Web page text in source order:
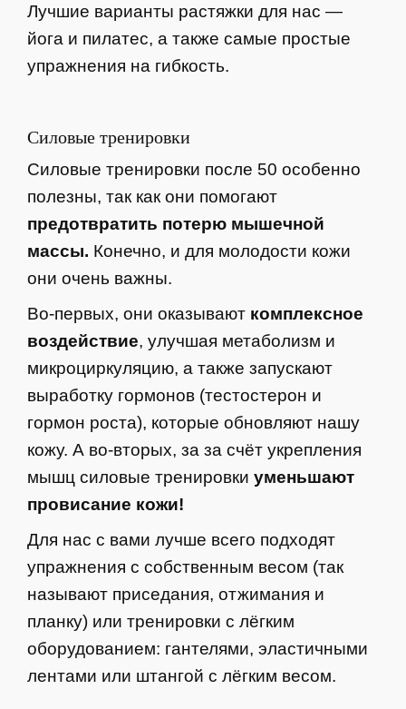
Лучшие варианты растяжки для нас —
йога и пилатес, а также самые простые
упражнения на гибкость.
Силовые тренировки
Силовые тренировки после 50 особенно
полезны, так как они помогают
предотвратить потерю мышечной
массы. Конечно, и для молодости кожи
они очень важны.
Во-первых, они оказывают комплексное
воздействие, улучшая метаболизм и
микроциркуляцию, а также запускают
выработку гормонов (тестостерон и
гормон роста), которые обновляют нашу
кожу. А во-вторых, за за счёт укрепления
мышц силовые тренировкиуменьшают
провисание кожи!
Для нас с вами лучше всего подходят
упражнения с собственным весом (так
называют приседания, отжимания и
планку) или тренировки с лёгким
оборудованием: гантелями, эластичными
лентами или штангой с лёгким весом.